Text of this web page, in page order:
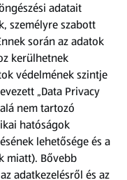
adatait
személyre szabott
során az adatok
kerülhetnek
védelmének szintje
„Data Privacy
nem tartozó
hatóságok
lehetősége és a
miatt). Bővebb
adatkezelésről és az